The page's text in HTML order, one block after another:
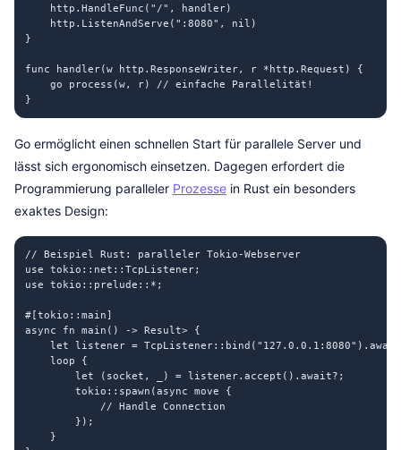
    http.HandleFunc("/", handler)
    http.ListenAndServe(":8080", nil)
}
func handler(w http.ResponseWriter, r *http.Request) {
    go process(w, r) // einfache Parallelität!
Go ermöglicht einen schnellen Start für parallele Server und
lässt sich ergonomisch einsetzen. Dagegen erfordert die
Programmierung paralleler Prozesse in Rust ein besonders
exaktes Design:
// Beispiel Rust: paralleler Tokio-Webserver
use tokio::net::TcpListener;
use tokio::prelude::*;
#[tokio::main]
async fn main() -> Result> {
let listener =
    loop {
        let (socket, _) = listener.accept().await?;
        tokio::spawn(async move {
            // Handle Connection
        });
    }